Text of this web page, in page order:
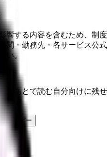
響する内容を含むため、制度
関・勤務先・各サービス公式
い。
やあとで読む自分向けに残せ
稿文コピー